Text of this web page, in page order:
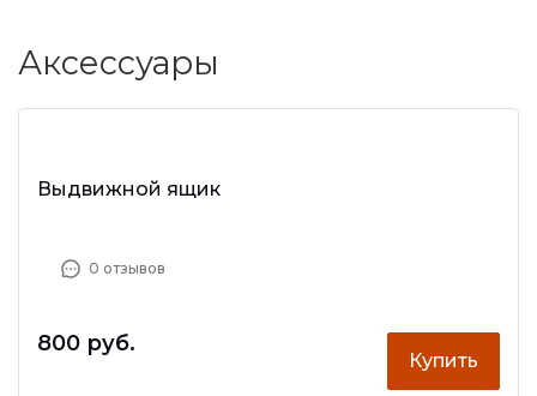
Аксессуары
Выдвижной ящик
0 отзывов
800 руб.
Купить